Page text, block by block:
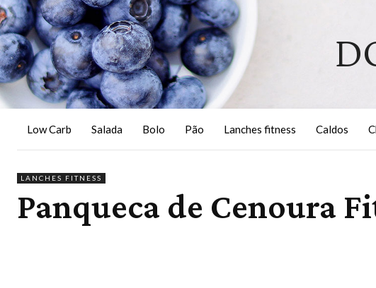
Low Carb Salada Bolo Pão Lanches fitness Caldos
LANCHES FITNESS
Panqueca de Cenoura